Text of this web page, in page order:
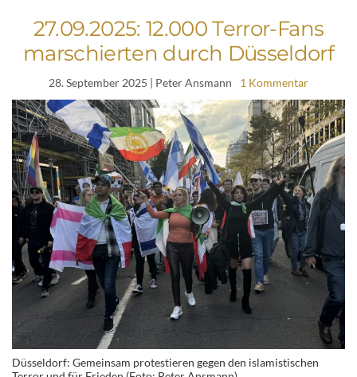
27.09.2025: 12.000 Terror-Fans
marschierten durch Düsseldorf
28. September 2025 | Peter Ansmann 1 Kommentar
Düsseldorf: Gemeinsam protestieren gegen den islamistischen